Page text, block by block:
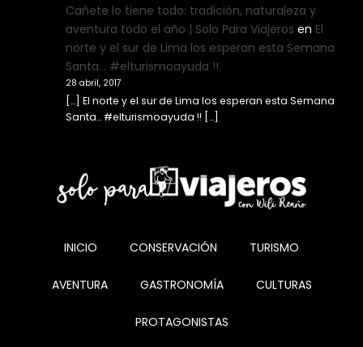
Cañete lo tiene todo: tradición, naturaleza y
aventura todo el año | Solo Para Viajeros en El
norte y el sur de Lima los esperan esta Semana
Santa… #elturismoayuda !!
28 abril, 2017
[…] El norte y el sur de Lima los esperan esta Semana
Santa… #elturismoayuda !! […]
INICIO CONSERVACIÓN TURISMO
AVENTURA GASTRONOMÍA CULTURAS
PROTAGONISTAS